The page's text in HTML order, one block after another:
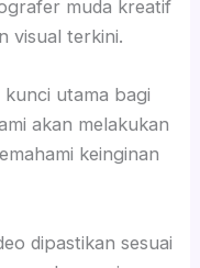
muda kreatif
visual terkini.
kunci utama bagi
akan melakukan
keinginan
dipastikan sesuai